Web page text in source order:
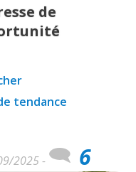
de
tendance
2025 - 6